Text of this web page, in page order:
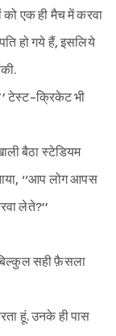
को एक ही मैच में करवा
हो गये हैं, इसलिये
टेस्ट-क्रिकेट भी
बैठा स्टेडियम
‘‘आप लोग आपस
लेते?’’
बिल्कुल सही फ़ैसला
हूं. उनके ही पास